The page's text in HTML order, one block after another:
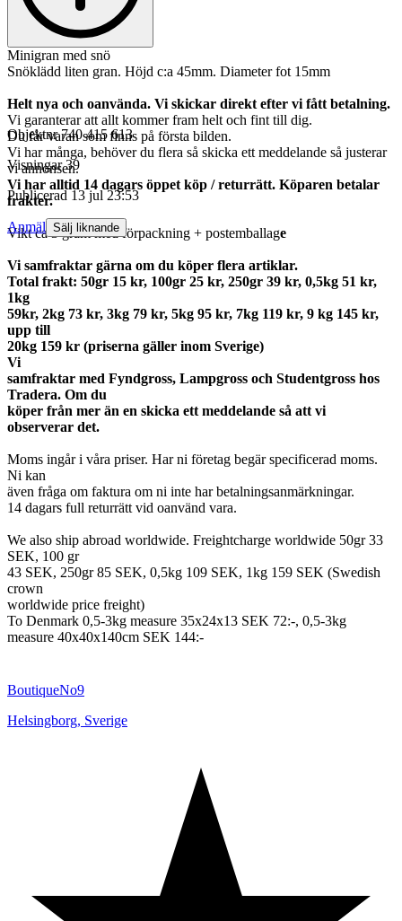
Minigran med snö
Snöklädd liten gran. Höjd c:a 45mm. Diameter fot 15mm
Helt nya och oanvända. Vi skickar direkt efter vi fått betalning.
Vi garanterar att allt kommer fram helt och fint till dig.
Du får varan som finns på första bilden.
Vi har många, behöver du flera så skicka ett meddelande så justerar
vi annonsen.
Vi har alltid 14 dagars öppet köp / returrätt. Köparen betalar
frakter.
Vikt ca 3 gram med förpackning + postemballage
Vi samfraktar gärna om du köper flera artiklar.
Total frakt: 50gr 15 kr, 100gr 25 kr, 250gr 39 kr, 0,5kg 51 kr,
1kg
59kr, 2kg 73 kr, 3kg 79 kr, 5kg 95 kr, 7kg 119 kr, 9 kg 145 kr,
upp till
20kg 159 kr (priserna gäller inom Sverige)
Vi
samfraktar med Fyndgross, Lampgross och Studentgross hos
Tradera. Om du
köper från mer än en skicka ett meddelande så att vi
observerar det.
Moms ingår i våra priser. Har ni företag begär specificerad moms.
Ni kan
även fråga om faktura om ni inte har betalningsanmärkningar.
14 dagars full returrätt vid oanvänd vara.
We also ship abroad worldwide. Freightcharge worldwide 50gr 33
SEK, 100 gr
43 SEK, 250gr 85 SEK, 0,5kg 109 SEK, 1kg 159 SEK (Swedish
crown
worldwide price freight)
To Denmark 0,5-3kg measure 35x24x13 SEK 72:-, 0,5-3kg
measure 40x40x140cm SEK 144:-
Objektnr 740 415 613
Visningar 39
Publicerad 13 jul 23:53
Anmäl Sälj liknande
BoutiqueNo9
Helsingborg, Sverige